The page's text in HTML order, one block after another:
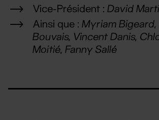
Vice-Président : David
Ainsi que : Myriam Bigeard,
Bouvais, Vincent Danis,
Moitié, Fanny Sallé